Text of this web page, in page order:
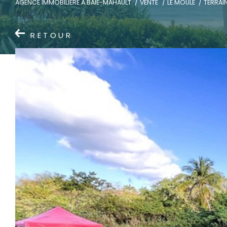
AGENCE IMMOBILIÈRE À BAIE-MAHAULT VENTE LE MOULE
RETOUR